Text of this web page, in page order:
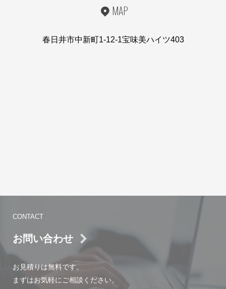
MAP
春日井市中新町1-12-1宝味美ハイツ403
CONTACT
お問い合わせ
お見積りは無料です。
まずはお気軽にご相談ください。